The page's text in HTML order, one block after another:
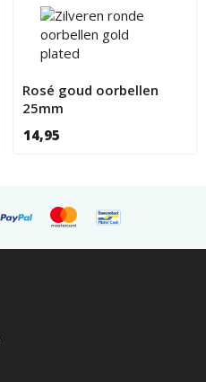
Rosé goud oorbellen
25mm
14,95